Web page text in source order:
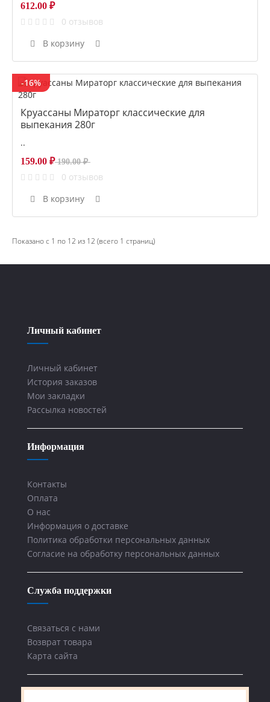
612.00 ₽
0 отзывов
В корзину
-16%
Круассаны Мираторг классические для
выпекания 280г
..
190.00 ₽
159.00 ₽
0 отзывов
В корзину
Показано с 1 по 12 из 12 (всего 1 страниц)
Личный кабинет
Личный кабинет
История заказов
Мои закладки
Рассылка новостей
Информация
Контакты
Оплата
О нас
Информация о доставке
Политика обработки персональных данных
Согласие на обработку персональных данных
Служба поддержки
Связаться с нами
Возврат товара
Карта сайта